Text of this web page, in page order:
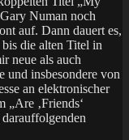
Numan noch
auf. Dann dauert es,
die alten Titel in
neue als auch
und insbesondere von
an elektronischer
„Are ‚Friends‘